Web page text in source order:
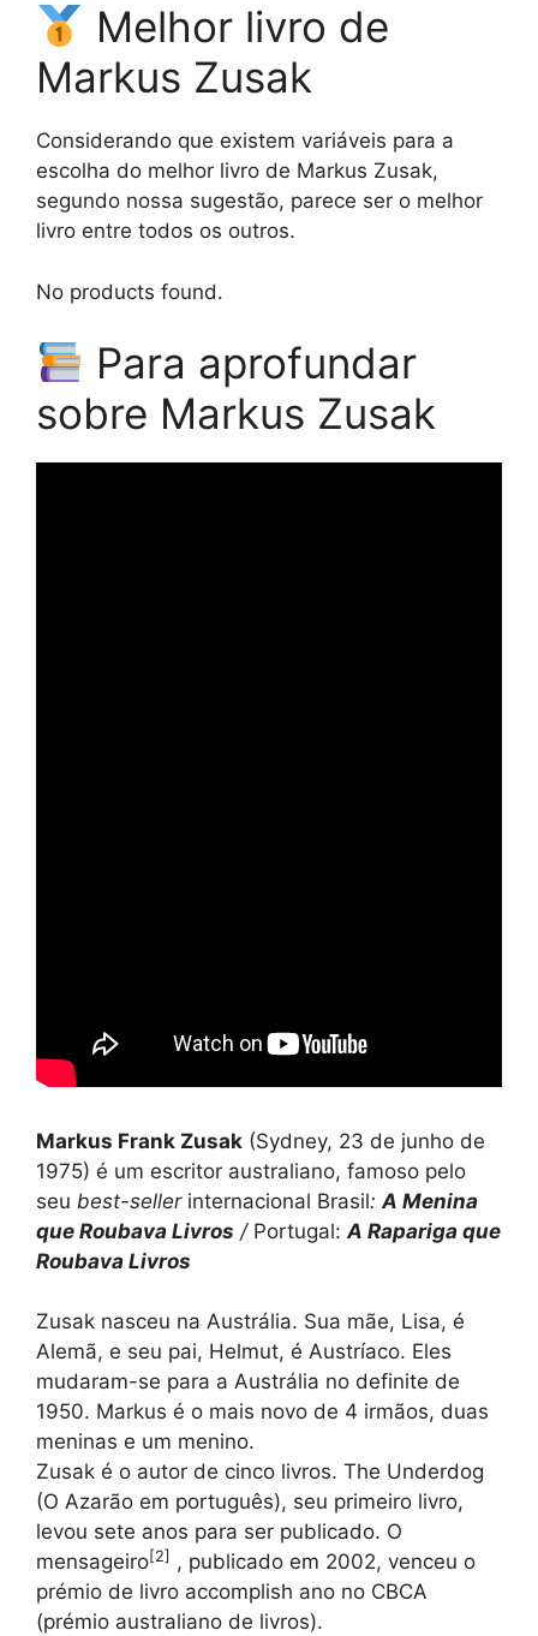
Melhor livro de
Markus Zusak
Considerando que existem variáveis para a
escolha do melhor livro de Markus Zusak,
segundo nossa sugestão, parece ser o melhor
livro entre todos os outros.
No products found.
Para aprofundar
sobre Markus Zusak
Markus Frank Zusak (Sydney, 23 de junho de
1975) é um escritor australiano, famoso pelo
seu best-sellerinternacional Brasil: A Menina
que Roubava Livros / Portugal: A Rapariga que
Roubava Livros
Zusak nasceu na Austrália. Sua mãe, Lisa, é
Alemã, e seu pai, Helmut, é Austríaco. Eles
mudaram-se para a Austrália no definite de
1950. Markus é o mais novo de 4 irmãos, duas
meninas e um menino.
Zusak é o autor de cinco livros. The Underdog
(O Azarão em português), seu primeiro livro,
levou sete anos para ser publicado. O
mensageiro[2] , publicado em 2002, venceu o
prémio de livro accomplish ano no CBCA
(prémio australiano de livros).